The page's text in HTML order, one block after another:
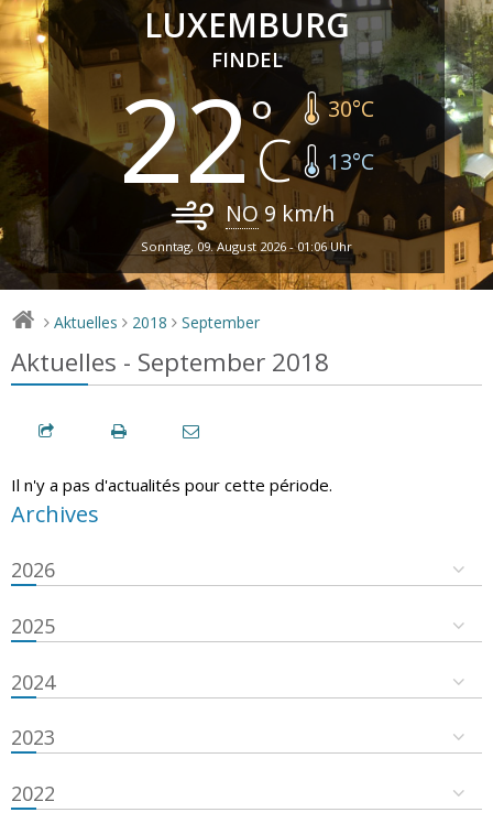
LUXEMBURG
FINDEL
22 30°C
13°C
NO9 km/h
Sonntag, 09. August 2026 - 01:06 Uhr
> Aktuelles > 2018 > September
Aktuelles - September 2018
Il n'y a pas d'actualités pour cette période.
Archives
2026
2025
2024
2023
2022